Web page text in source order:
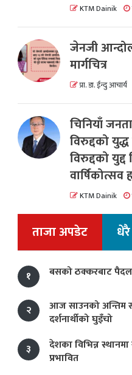
KTM Dainik
जेनजी
मार्गचित्र
प्रा. डा. ईन्दु आचार्य
चिनियाँ
विरुद्दको
विरुद्दको
KTM Dainik
ताजा अपडेट
१ बसको ठक्करबाट
२
आज साउनको अन्तिम
दर्शनार्थीको घुइँचो
३
देशका विभिन्न
प्रभावित